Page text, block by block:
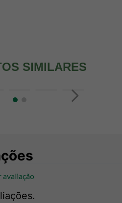
SIMILARES
avaliação